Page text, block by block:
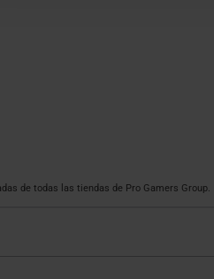
de todas las tiendas de Pro Gamers Group.